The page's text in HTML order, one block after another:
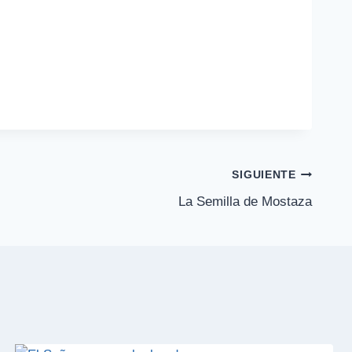
SIGUIENTE
La Semilla de Mostaza